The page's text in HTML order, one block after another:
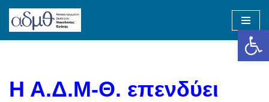
Skip
Η Α.Δ.Μ-Θ. επενδύει